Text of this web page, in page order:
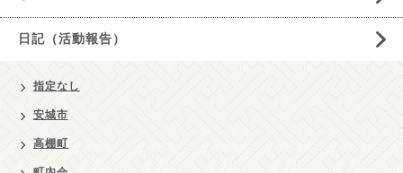
日記（活動報告）
指定なし
安城市
高棚町